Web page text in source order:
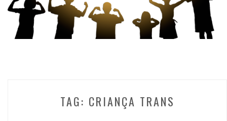
TAG: CRIANÇA TRANS